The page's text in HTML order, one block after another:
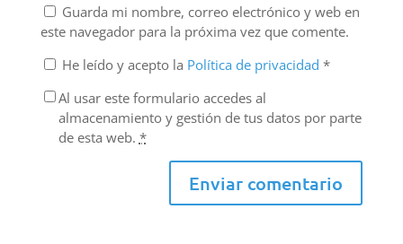
Guarda mi nombre, correo electrónico y web en
este navegador para la próxima vez que comente.
He leído y acepto la Política de privacidad *
Al usar este formulario accedes al
almacenamiento y gestión de tus datos por parte
de esta web. *